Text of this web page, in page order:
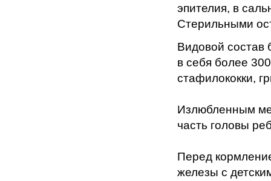
эпителия, в
Стерильными
Видовой состав
в себя более
стафилококки,
Излюбленным
часть головы
Перед
железы с